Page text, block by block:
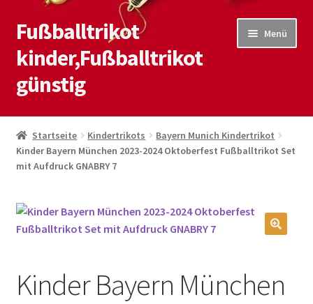
Zur
Navigation
springen
Zum
Inhalt
springen
Fußballtrikot
kinder,Fußballtrikot
günstig
Menü
Start
Blog
Kontaktiere uns
Startseite Kindertrikots
Bayern Munich Kindertrikot
Kinder Bayern München 2023-2024 Oktoberfest Fußballtrikot Set
mit Aufdruck GNABRY 7
Kinder Bayern München